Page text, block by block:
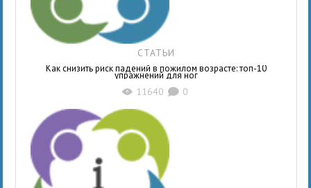
СТАТЬИ
Как снизить риск падений в пожилом возрасте: топ-10
упражнений для ног
X 11640 K 0